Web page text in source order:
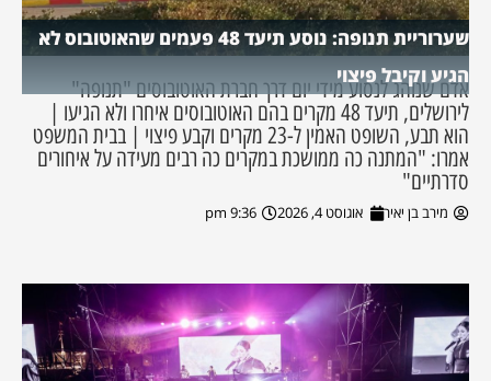
שערוריית תנופה: נוסע תיעד 48 פעמים שהאוטובוס לא
הגיע וקיבל פיצוי
אדם שנוהג לנסוע מידי יום דרך חברת האוטובוסים "תנופה"
לירושלים, תיעד 48 מקרים בהם האוטובוסים איחרו ולא הגיעו |
הוא תבע, השופט האמין ל-23 מקרים וקבע פיצוי | בבית המשפט
אמרו: "המתנה כה ממושכת במקרים כה רבים מעידה על איחורים
סדרתיים"
מירב בן יאיר אוגוסט 4, 2026 9:36 pm